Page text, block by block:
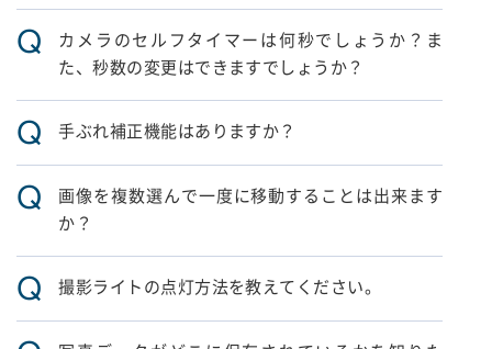
Q
カメラのセルフタイマーは何秒でしょうか？ま
た、秒数の変更はできますでしょうか？
Q 手ぶれ補正機能はありますか？
Q
画像を複数選んで一度に移動することは出来ます
か？
Q 撮影ライトの点灯方法を教えてください。